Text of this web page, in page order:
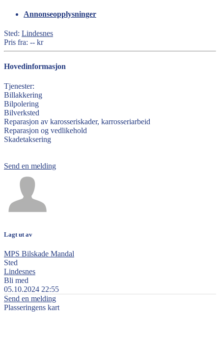
Annonseopplysninger
Sted: Lindesnes
Pris fra: -- kr
Hovedinformasjon
Tjenester:
Billakkering
Bilpolering
Bilverksted
Reparasjon av karosseriskader, karrosseriarbeid
Reparasjon og vedlikehold
Skadetaksering
Send en melding
Lagt ut av
MPS Bilskade Mandal
Sted
Lindesnes
Bli med
05.10.2024 22:55
Send en melding
Plasseringens kart